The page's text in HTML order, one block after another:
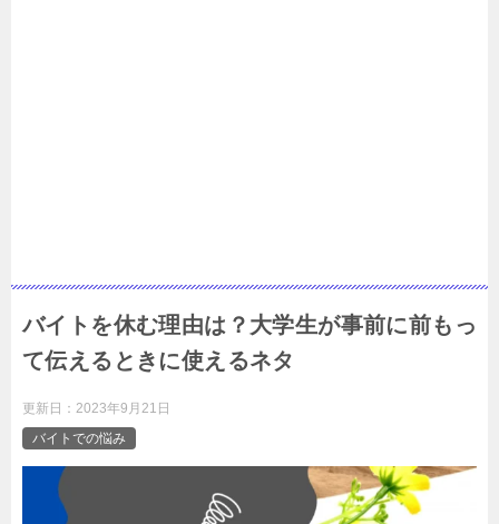
バイトを休む理由は？大学生が事前に前もっ
て伝えるときに使えるネタ
更新日： 2023年9月21日
バイトでの悩み